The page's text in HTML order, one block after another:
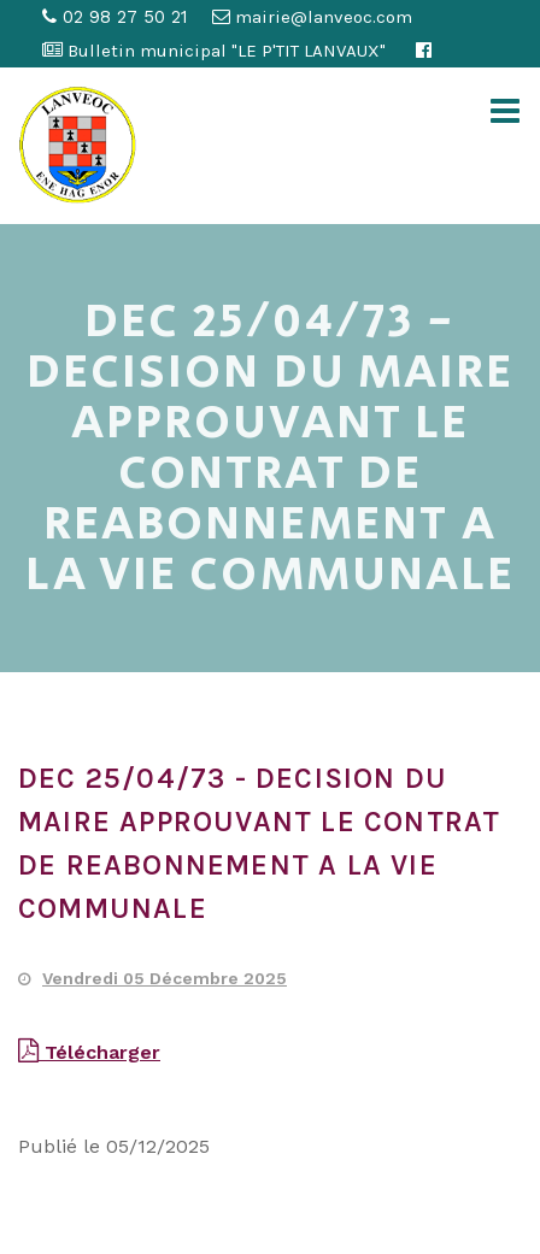
02 98 27 50 21
mairie@lanveoc.com
Bulletin municipal "LE P'TIT LANVAUX"
DEC 25/04/73 -
DECISION DU MAIRE
APPROUVANT LE
CONTRAT DE
REABONNEMENT A
LA VIE COMMUNALE
DEC 25/04/73 - DECISION DU
MAIRE APPROUVANT LE CONTRAT
DE REABONNEMENT A LA VIE
COMMUNALE
Vendredi 05 Décembre 2025
Télécharger
Publié le 05/12/2025